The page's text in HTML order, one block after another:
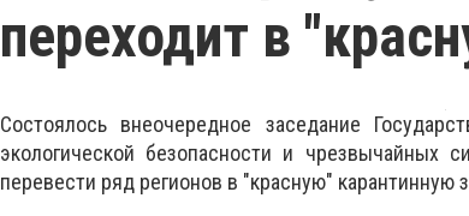
переходит в
Состоялось внеочередное заседание
экологической безопасности и чрезвычайных
перевести ряд регионов в "красную" карантинную